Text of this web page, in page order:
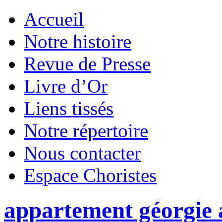
Accueil
Notre histoire
Revue de Presse
Livre d’Or
Liens tissés
Notre répertoire
Nous contacter
Espace Choristes
appartement géorgie